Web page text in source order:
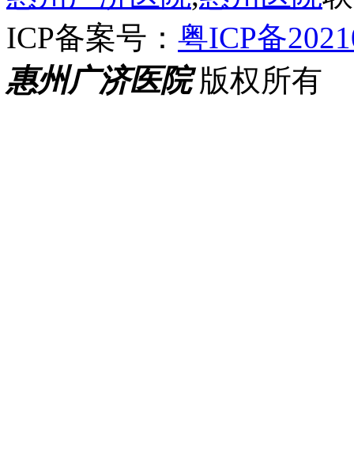
ICP备案号： 粤ICP备
惠州广济医院版权所有